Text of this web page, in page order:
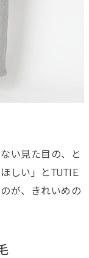
い見た目の、と
しい」とTUTIE.
が、きれいめの